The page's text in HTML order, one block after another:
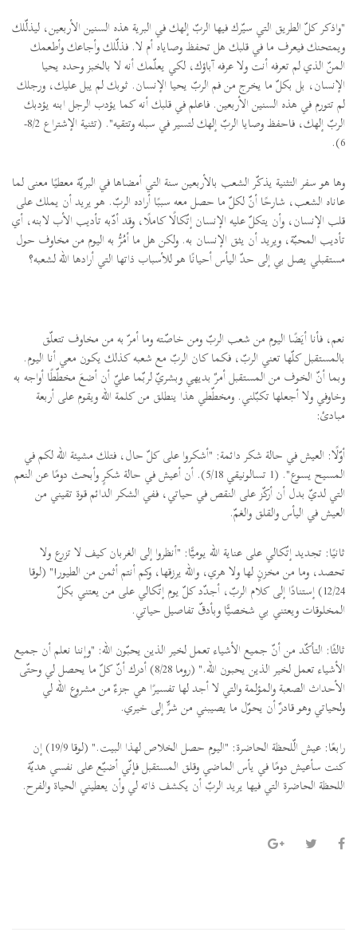
"واذكر كلّ الطريق التي سيّرك فيها الربّ إلهك في البرية هذه السنين الأربعين، ليذلّلك
ويمتحنك فيعرف ما في قلبك هل تحفظ وصاياه أم لا. فذلّلك وأجاعك وأطعمك
المنّ الذي لم تعرفه أنت ولا عرفه آباؤك، لكي يعلّمك أنه لا بالخبز وحده يحيا
الإنسان، بل بكلّ ما يخرج من فم الربّ يحيا الإنسان. ثوبك لم يبل عليك، ورجلك
لم تتورم في هذه السنين الأربعين. فاعلم في قلبك أنه كما يؤدب الرجل ابنه يؤدبك
الربّ إلهك، فاحفظ وصايا الربّ إلهك لتسير في سبله وتتقيه". (تثنية الإشتراع 8/2-
6).
وها هو سفر التثنية يذكّر الشعب بالأربعين سنة التي أمضاها في البريّة معطيًا معنى لما
عاناه الشعب، شارحًا أنّ لكلّ ما حصل معه سببًا أراده الربّ. هو يريد أن يملك على
قلب الإنسان، وأن يتكلّ عليه الإنسان إتّكالًا كاملًا، وقد أدّبه تأديب الأب لابنه، أي
تأديب المحبّة، ويريد أن يثق الإنسان به. ولكن هل ما أمُرُّ به اليوم من مخاوف حول
مستقبلي يصل بي إلى حدّ اليأس أحيانًا هو للأسباب ذاتها التي أرادها الله لشعبه؟
نعم، فأنا أيَضًا اليوم من شعب الربّ ومن خاصّته وما أمرّ به من مخاوف تتعلّق
بالمستقبل كلّها تعني الربّ، فكما كان الربّ مع شعبه كذلك يكون معي أنا اليوم.
وبما أنّ الخوف من المستقبل أمرٌ بديهي وبشريّ لربّما عليّ أن أضعَ مخطّطًا أواجه به
وخاوفي ولا أجعلها تكبّلني. ومخطّطي هذا ينطلق من كلمة الله ويقوم على أربعة
مبادئ:
أوّلًا: العيش في حالة شكر دائمة: "أشكروا على كلّ حال، فتلك مشيئة الله لكم في
المسيح يسوع". (1 تسالونيقي 5/18). أن أعيش في حالة شكرٍ وأبحث دومًا عن النعم
التي لديّ بدل أن أركّز على النقص في حياتي، ففي الشكر الدائم قوة تقيني من
العيش في اليأس والقلق والغمّ.
ثانيًا: تجديد إتّكالي على عناية الله يوميًّا: "أنظروا إلى الغربان كيف لا تزرع ولا
تحصد، وما من مخزنٍ لها ولا هري، والله يرزقها، وكم أنتم أثمن من الطيور!" (لوقا
12/24) إستنادًا إلى كلام الربّ، أجدّد كلّ يوم إتّكالي على من يعتني بكلّ
المخلوقات ويعتني بي شخصيًّا وبأدقّ تفاصيل حياتي.
ثالثًا: التأكّد من أنّ جميع الأشياء تعمل لخير الذين يحبّون الله: "وإننا نعلم أن جميع
الأشياء تعمل لخير الذين يحبون الله." (روما 8/28) أدرك أنّ كلّ ما يحصل لي وحتّى
الأحداث الصعبة والمؤلمة والتي لا أجد لها تفسيرًا هي جزءٌ من مشروع الله لي
ولحياتي وهو قادرٌ أن يحوّل ما يصيبني من شرٍّ إلى خيري.
رابعًا: عيش الّلحظة الحاضرة: "اليوم حصل الخلاص لهذا البيت." (لوقا 19/9) إن
كنت سأعيش دومًا في يأس الماضي وقلق المستقبل فإنّي أضيّع على نفسي هديّة
اللحظة الحاضرة التي فيها يريد الربّ أن يكشف ذاته لي وأن يعطيني الحياة والفرح.